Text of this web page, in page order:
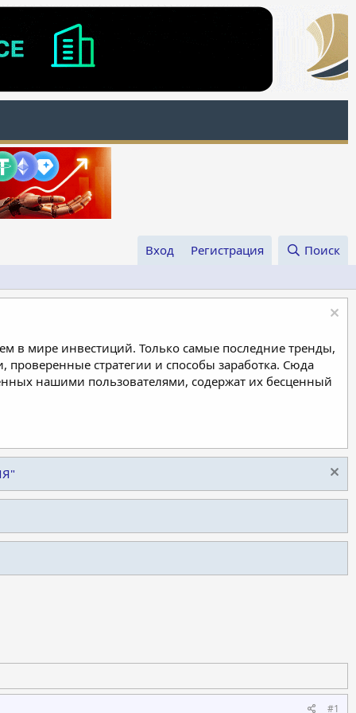
Вход Регистрация Поиск
в мире инвестиций. Только самые последние тренды,
стратегии и способы заработка. Сюда
нашими пользователями, содержат их бесценный
#1